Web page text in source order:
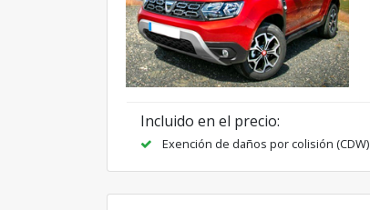
Incluido en el precio:
Exención de daños por colisión (CDW)